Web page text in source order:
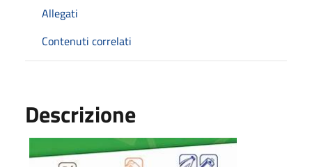
Allegati
Contenuti correlati
Descrizione